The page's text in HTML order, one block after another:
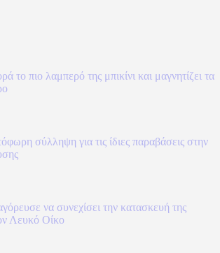
το πιο λαμπερό της μπικίνι και μαγνητίζει τα
σύλληψη για τις ίδιες παραβάσεις στην
να συνεχίσει την κατασκευή της
Λευκό Οίκο